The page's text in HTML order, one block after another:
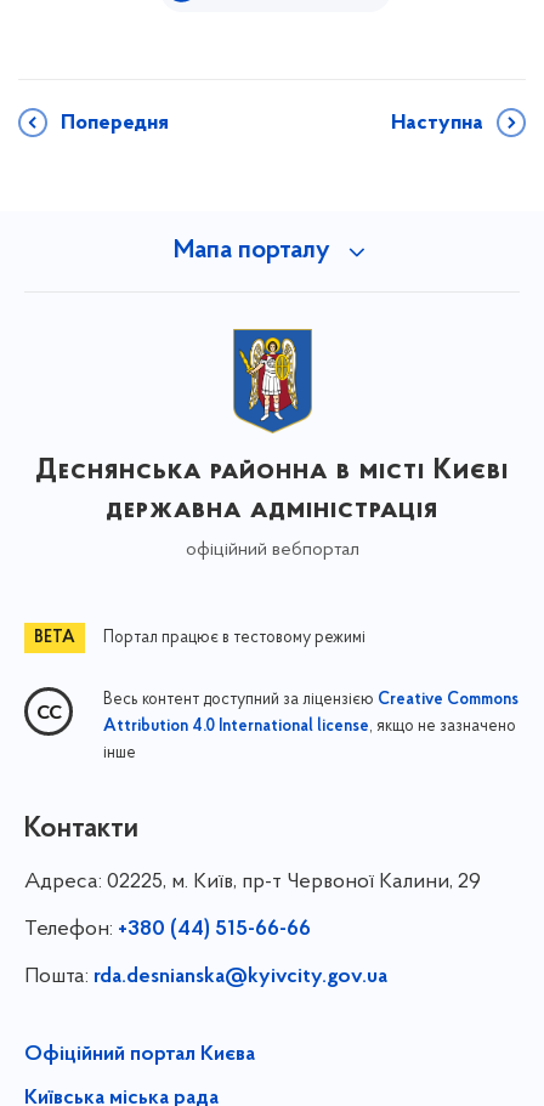
Попередня Наступна
Мапа порталу
Деснянська районна в місті Києві
державна адміністрація
офіційний вебпортал
Портал працює в тестовому режимі
Весь контент доступний за ліцензією Creative Commons
Attribution 4.0 International license, якщо не зазначено
інше
Контакти
Адреса: 02225, м. Київ, пр-т Червоної Калини, 29
Телефон: +380 (44) 515-66-66
Пошта: rda.desnianska@kyivcity.gov.ua
Офіційний портал Києва
Київська міська рада